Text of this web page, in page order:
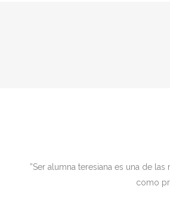
”Ser alumna teresiana es una de
como